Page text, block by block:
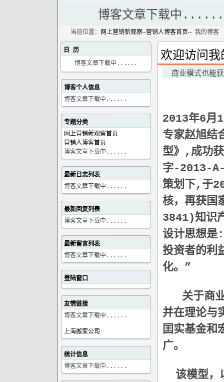
博客文章下载中......
当前位置： 网上营销新观察—营销人博客首页— 我的博客
日 历
博客文章下载中......
博客个人信息
博客文章下载中......
专题分类
网上营销新观察首页
营销人博客首页
博客文章下载中......
最新日志列表
博客文章下载中......
最新回复列表
博客文章下载中......
最新留言列表
博客文章下载中......
登陆窗口
友情链接
博客文章下载中......
上海搬家公司
统计信息
博客文章下载中......
欢迎访问我
商业模式也能
2013年6月
专家赵旭结
型》,成功
字-2013-
策划下,于
核，再获
3841)知识
设计思想是
投资者的利
化。”
关于商
并在理论与
囯实基金和
广。
该模型，